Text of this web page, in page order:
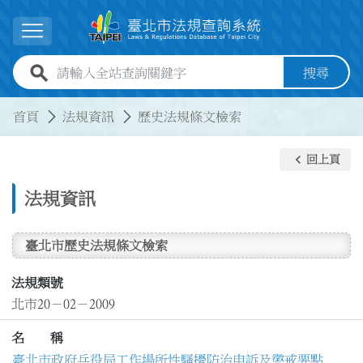
展開選單
全站查詢關鍵字欄位 搜尋
首頁 法規資訊 歷史法規條文檢索
法規資訊
keyboard_arrow_left 回上頁
臺北市歷史法規條文檢索
法規類號
北市20－02－2009
名 稱
臺北市政府兵役局工作場所性騷擾防治申訴及懲戒要點